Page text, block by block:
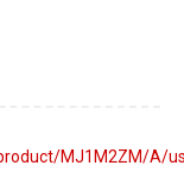
MJ1M2ZM/A/